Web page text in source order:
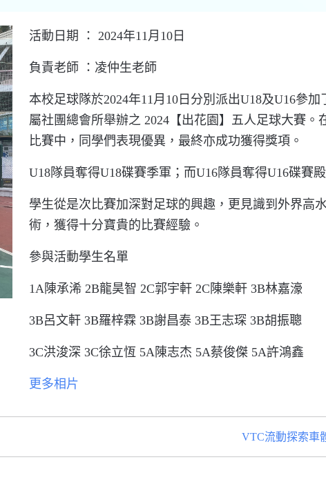
活動日期 ： 2024年11月10日
負責老師 ： 凌仲生老師
本校足球隊於2024年11月 10 日 分別 派出U18及U16參加
屬社團總會所舉辦之 2024 【出花園】五人足球大賽 。
比賽中， 同學們表現優異 ， 最終亦成功獲得獎項 。
U18隊員奪得U18碟賽季軍 ；而U16隊員奪得U16碟賽殿
學生從是次比賽加深對足球的興趣，更見識到外界高
術， 獲得十分寶貴的比賽經驗 。
參與活動學生名單
1A陳承浠 2B龍昊智 2C郭宇軒 2C陳樂軒 3B林嘉濠
3B呂文軒 3B羅梓霖 3B謝昌泰 3B王志琛 3B胡振聰
3C洪浚深 3C徐立恆 5A陳志杰 5A蔡俊傑 5A許鴻鑫
更多相片
VTC流動探索車